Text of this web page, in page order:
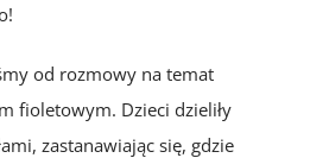
od rozmowy na temat
fioletowym. Dzieci dzieliły
zastanawiając się, gdzie